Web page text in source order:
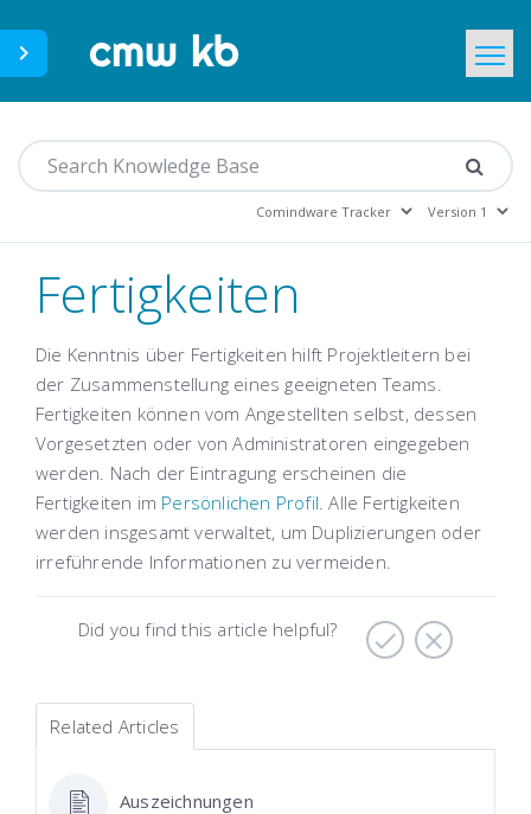
Fertigkeiten
Die Kenntnis über Fertigkeiten hilft Projektleitern bei
der Zusammenstellung eines geeigneten Teams.
Fertigkeiten können vom Angestellten selbst, dessen
Vorgesetzten oder von Administratoren eingegeben
werden. Nach der Eintragung erscheinen die
Fertigkeiten im Persönlichen Profil. Alle Fertigkeiten
werden insgesamt verwaltet, um Duplizierungen oder
irreführende Informationen zu vermeiden.
Did you find this article helpful?
Related Articles
Auszeichnungen